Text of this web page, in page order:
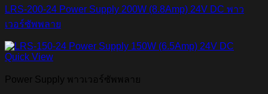
LRS-200-24 Power Supply 200W (8.8Amp) 24V DC พาว
เวอร์ซัพพลาย
Quick View
Power Supply พาวเวอร์ซัพพลาย